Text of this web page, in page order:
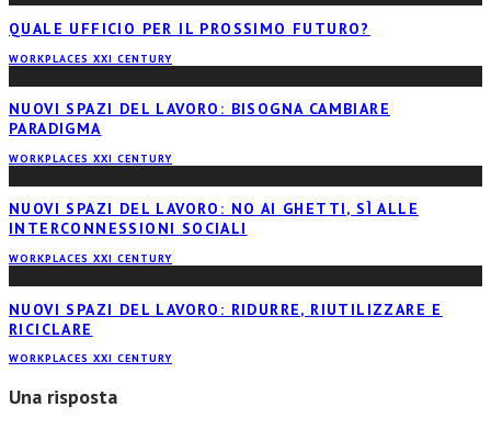
QUALE UFFICIO PER IL PROSSIMO FUTURO?
WORKPLACES XXI CENTURY
NUOVI SPAZI DEL LAVORO: BISOGNA CAMBIARE
PARADIGMA
WORKPLACES XXI CENTURY
NUOVI SPAZI DEL LAVORO: NO AI GHETTI, SÌ ALLE
INTERCONNESSIONI SOCIALI
WORKPLACES XXI CENTURY
NUOVI SPAZI DEL LAVORO: RIDURRE, RIUTILIZZARE E
RICICLARE
WORKPLACES XXI CENTURY
Una risposta